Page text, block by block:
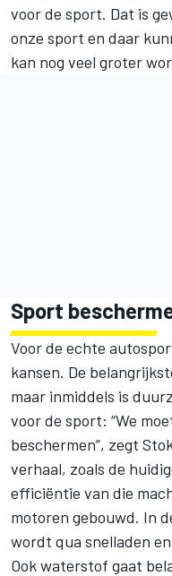
voor de sport. Dat is
onze sport en daar
kan nog veel groter
Sport
Voor de echte
kansen. De
maar inmiddels is
voor de sport: “We
beschermen”, zegt
verhaal, zoals de
efficiëntie van die
motoren gebouwd. In
wordt qua snelladen
Ook waterstof gaat